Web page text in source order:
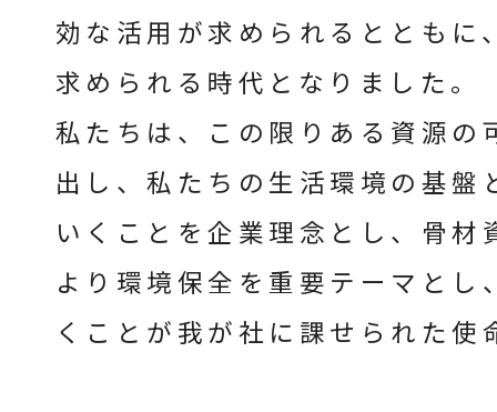
効な活用が求められるとともに
求められる時代となりました。
私たちは、この限りある資源の
出し、私たちの生活環境の基盤
いくことを企業理念とし、骨
より環境保全を重要テーマと
くことが我が社に課せられた使